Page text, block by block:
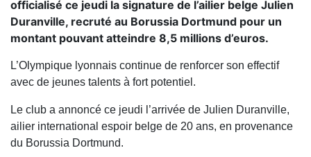
officialisé ce jeudi la signature de l’ailier belge Julien
Duranville, recruté au Borussia Dortmund pour un
montant pouvant atteindre 8,5 millions d’euros.
L’Olympique lyonnais continue de renforcer son effectif
avec de jeunes talents à fort potentiel.
Le club a annoncé ce jeudi l’arrivée de Julien Duranville,
ailier international espoir belge de 20 ans, en provenance
du Borussia Dortmund.